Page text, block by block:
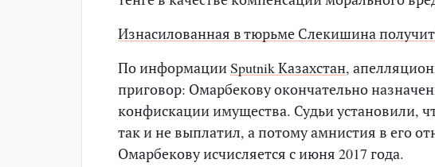
Изнасилованная в тюрьме Слекишина
По информацииSputnik Казахстан,
приговор: Омарбекову окончательно
конфискации имущества. Судьи установили,
так и не выплатил, а потому амнистия в его
Омарбекову исчисляется с июня 2017 года.